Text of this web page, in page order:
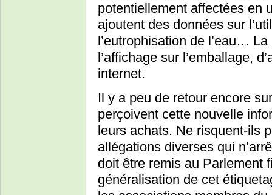
potentiellement affectées en
ajoutent des données sur
l’eutrophisation de l’eau…
l’affichage sur l’emballage,
internet.
Il y a peu de retour encore
perçoivent cette nouvelle
leurs achats. Ne risquent-ils
allégations diverses qui
doit être remis au Parlement
généralisation de cet